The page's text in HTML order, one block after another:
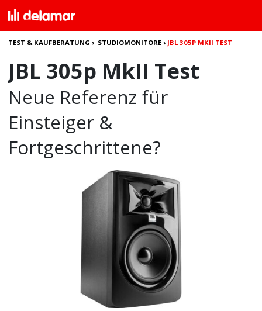
TEST & KAUFBERATUNG › STUDIOMONITORE › JBL 305P MKII TEST
JBL 305p MkII Test
Neue Referenz für
Einsteiger &
Fortgeschrittene?